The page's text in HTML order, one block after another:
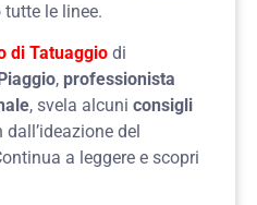
le linee.
di Tatuaggio di
, professionista
, svela alcuni consigli
del
a leggere e scopri